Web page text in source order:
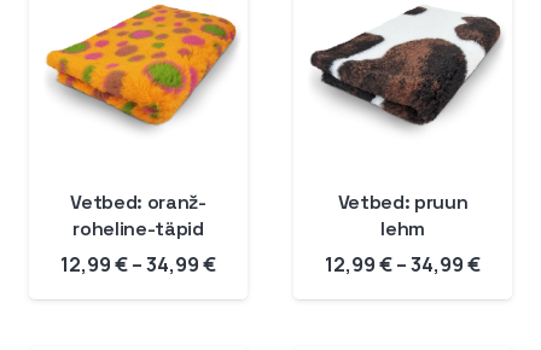
Vetbed: oranž-
roheline-täpid
12,99€–34,99€Hinnavahemik:
12,99 €
Vetbed: pruun
lehm
12,99€–34,99€
12,99